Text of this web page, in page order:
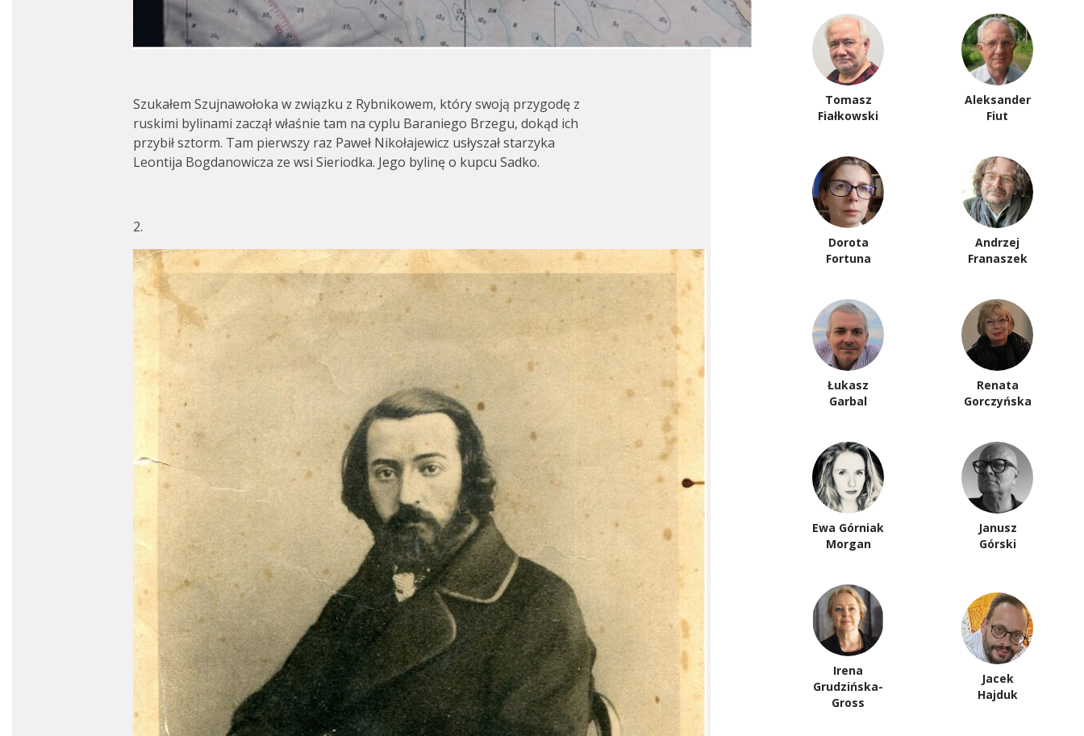
Szukałem Szujnawołoka w związku z Rybnikowem, który swoją przygodę z
ruskimi bylinami zaczął właśnie tam na cyplu Baraniego Brzegu, dokąd ich
przybił sztorm. Tam pierwszy raz Paweł Nikołajewicz usłyszał starzyka
Leontija Bogdanowicza ze wsi Sieriodka. Jego bylinę o kupcu Sadko.
2.
Tomasz
Fiałkowski
Aleksander
Fiut
Dorota
Fortuna
Andrzej
Franaszek
Łukasz
Garbal
Renata
Gorczyńska
Ewa Górniak
Morgan
Janusz
Górski
Irena
Grudzińska-
Gross
Jacek
Hajduk